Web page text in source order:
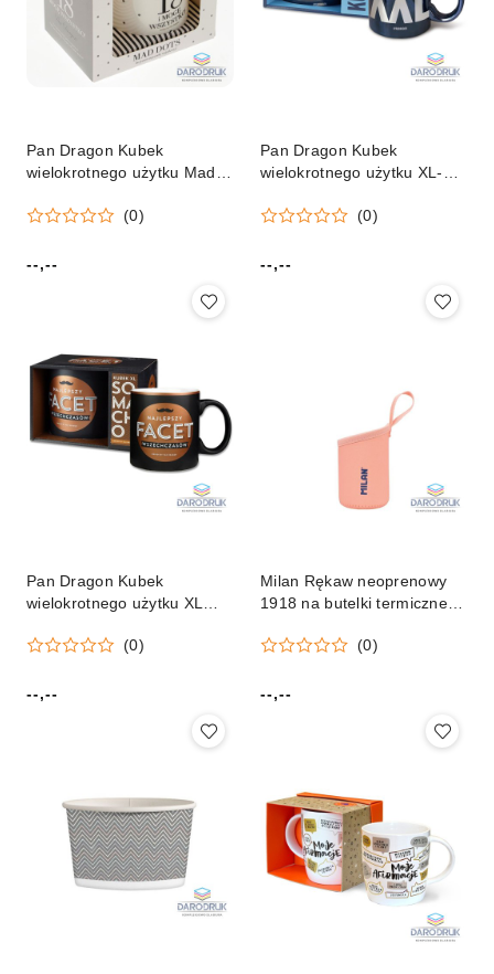
Pan Dragon Kubek
wielokrotnego użytku Mad
(0)
Cena:
--,--
Pan Dragon Kubek
wielokrotnego użytku XL-
(5901854968414)
(0)
Cena:
--,--
Pan Dragon Kubek
wielokrotnego użytku XL
(5901854968421)
(0)
Cena:
--,--
Milan Rękaw neoprenowy
1918 na butelki termiczne
(0)
Cena:
--,--